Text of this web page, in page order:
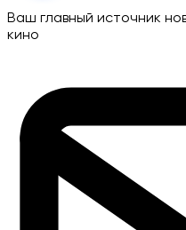
Ваш главный источник
кино